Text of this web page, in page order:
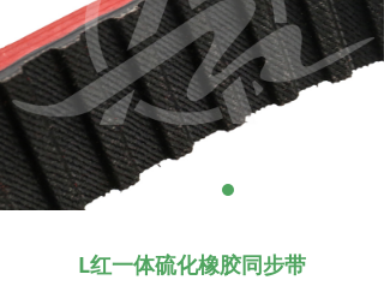
L红一体硫化橡胶同步带